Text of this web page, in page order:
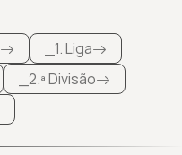
_1. Liga
_2.ª Divisão